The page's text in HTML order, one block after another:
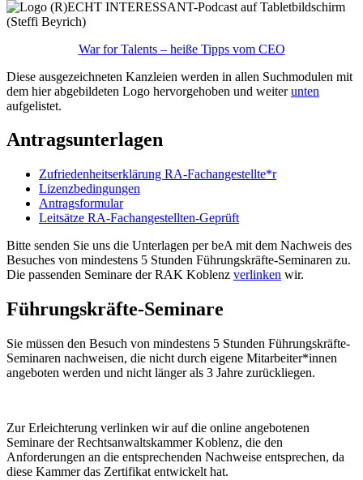
War for Talents – heiße Tipps vom CEO
Diese ausgezeichneten Kanzleien werden in allen Suchmodulen mit
dem hier abgebildeten Logo hervorgehoben und weiterunten
aufgelistet.
Antragsunterlagen
Zufriedenheitserklärung RA-Fachangestellte*r
Lizenzbedingungen
Antragsformular
Leitsätze RA-Fachangestellten-Geprüft
Bitte senden Sie uns die Unterlagen per beA mit dem Nachweis des
Besuches von mindestens 5 Stunden Führungskräfte-Seminaren zu.
Die passenden Seminare der RAK Koblenz verlinken wir.
Führungskräfte-Seminare
Sie müssen den Besuch von mindestens 5 Stunden Führungskräfte-
Seminaren nachweisen, die nicht durch eigene Mitarbeiter*innen
angeboten werden und nicht länger als 3 Jahre zurückliegen.
Zur Erleichterung verlinken wir auf die online angebotenen
Seminare der Rechtsanwaltskammer Koblenz, die den
Anforderungen an die entsprechenden Nachweise entsprechen, da
diese Kammer das Zertifikat entwickelt hat.